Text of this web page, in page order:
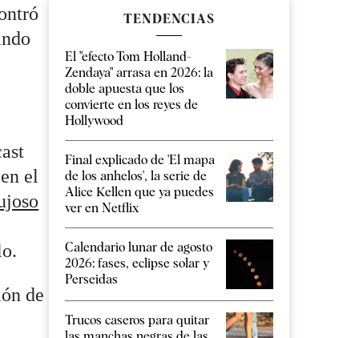
el
de
TENDENCIAS
El "efecto Tom Holland-
Zendaya" arrasa en 2026: la
doble apuesta que los
convierte en los reyes de
Hollywood
Final explicado de 'El mapa
de los anhelos', la serie de
Alice Kellen que ya puedes
ver en Netflix
Calendario lunar de agosto
2026: fases, eclipse solar y
Perseidas
Trucos caseros para quitar